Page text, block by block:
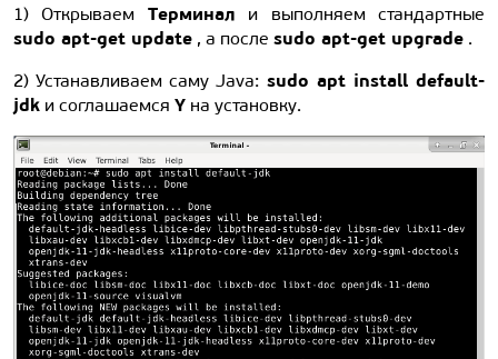
1) Открываем Терминал и выполняем стандартные
sudo apt-get update , а после sudo apt-get upgrade .
2) Устанавливаем саму Java: sudo apt install default-
jdk и соглашаемся Y на установку.